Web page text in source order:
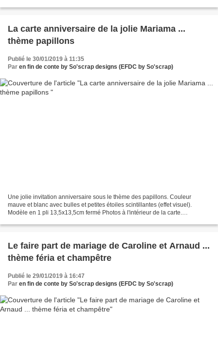
La carte anniversaire de la jolie Mariama ...
thème papillons
Publié le 30/01/2019 à 11:35
Par en fin de conte by So'scrap designs (EFDC by So'scrap)
Une jolie invitation anniversaire sous le thème des papillons. Couleur
mauve et blanc avec bulles et petites étoiles scintillantes (effet visuel).
Modèle en 1 pli 13,5x13,5cm fermé Photos à l'intérieur de la carte.
Le faire part de mariage de Caroline et Arnaud ...
thème féria et champêtre
Publié le 29/01/2019 à 16:47
Par en fin de conte by So'scrap designs (EFDC by So'scrap)